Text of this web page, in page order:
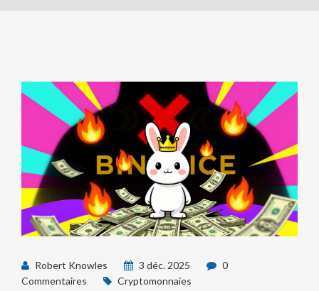
Robert Knowles 3 déc. 2025
0
Commentaires
Cryptomonnaies